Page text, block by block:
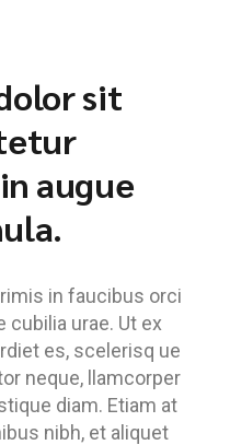
sit
augue
in faucibus orci
urae. Ut ex
es, scelerisq ue
neque, llamcorper
diam. Etiam at
nibh, et aliquet